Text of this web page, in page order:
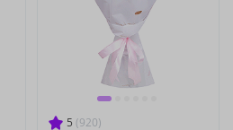
5 (920)